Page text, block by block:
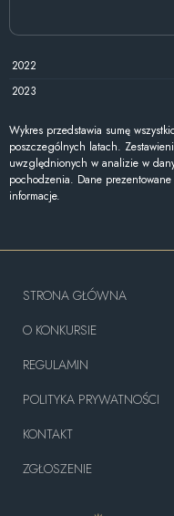
2022
2023
Wykres przedstawia sumę
poszczególnych latach.
uwzględnionych w analizie w
pochodzenia. Dane
informacje.
STRONA GŁÓWNA
O KONKURSIE
REGULAMIN
POLITYKA PRYWATNOŚCI
KONTAKT
ZGŁOSZENIE